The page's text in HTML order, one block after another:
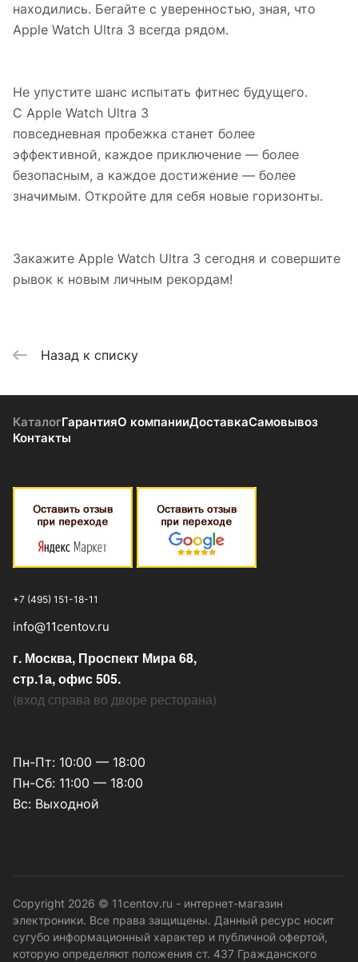
находились. Бегайте с уверенностью, зная, что
Apple Watch Ultra 3 всегда рядом.
Не упустите шанс испытать фитнес будущего.
С Apple Watch Ultra 3
повседневная пробежка станет более
эффективной, каждое приключение — более
безопасным, а каждое достижение — более
значимым. Откройте для себя новые горизонты.
Закажите Apple Watch Ultra 3 сегодня и совершите
рывок к новым личным рекордам!
Назад к списку
КаталогГарантияО компанииДоставкаСамовывоз
Контакты
+7 (495) 151-18-11
info@11centov.ru
г. Москва, Проспект Мира 68,
стр.1а, офис 505.
(вход справа во дворе ресторана)
Пн-Пт: 10:00 — 18:00
Пн-Сб: 11:00 — 18:00
Вс: Выходной
Copyright 2026 © 11centov.ru - интернет-магазин
электроники. Все права защищены. Данный ресурс носит
сугубо информационный характер и публичной офертой,
которую определяют положения ст. 437 Гражданского